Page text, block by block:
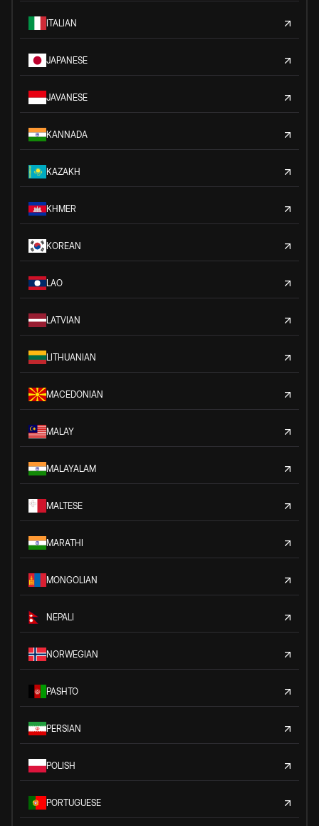
ITALIAN
JAPANESE
JAVANESE
KANNADA
KAZAKH
KHMER
KOREAN
LAO
LATVIAN
LITHUANIAN
MACEDONIAN
MALAY
MALAYALAM
MALTESE
MARATHI
MONGOLIAN
NEPALI
NORWEGIAN
PASHTO
PERSIAN
POLISH
PORTUGUESE